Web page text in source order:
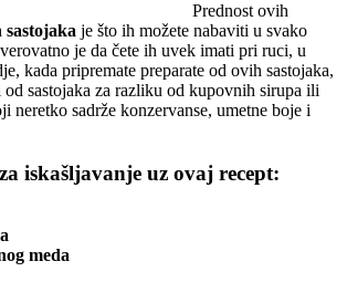
Prednost ovih
je što ih možete nabaviti u svako
je da čete ih uvek imati pri ruci, u
kada pripremate preparate od ovih sastojaka,
od sastojaka za razliku od kupovnih sirupa ili
neretko sadrže konzervanse, umetne boje i
iskašljavanje uz ovaj recept:
meda